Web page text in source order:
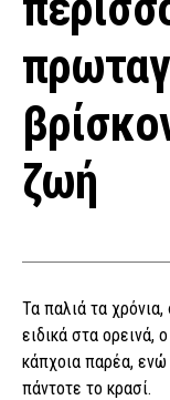
ζωή
Τα παλιά τα
ειδικά στα ορεινά,
κάπχοια παρέα,
πάντοτε το κρασί.